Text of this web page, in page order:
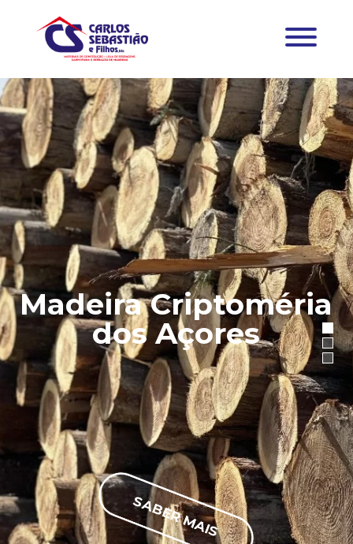
Madeira Criptoméria
dos Açores
SABER MAIS